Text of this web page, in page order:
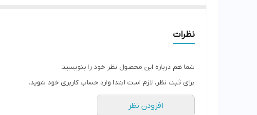
نظرات
شما هم درباره این محصول نظر خود را بنویسید.
برای ثبت نظر، لازم است ابتدا وارد حساب کاربری خود شوید.
افزودن نظر